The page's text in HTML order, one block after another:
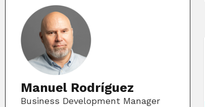
Manuel Rodríguez
Business Development Manager